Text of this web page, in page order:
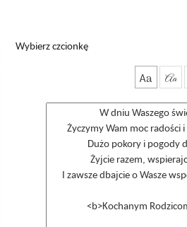
Wybierz czcionkę
Aa Aa